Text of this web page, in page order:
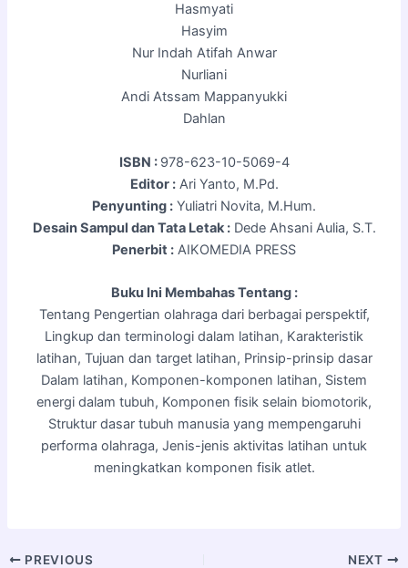
Hasmyati
Hasyim
Nur Indah Atifah Anwar
Nurliani
Andi Atssam Mappanyukki
Dahlan
ISBN : 978-623-10-5069-4
Editor :Ari Yanto, M.Pd.
Penyunting : Yuliatri Novita, M.Hum.
Desain Sampul dan Tata Letak :Dede Ahsani Aulia, S.T.
Penerbit : AIKOMEDIA PRESS
Buku Ini Membahas Tentang :
Tentang Pengertian olahraga dari berbagai perspektif,
Lingkup dan terminologi dalam latihan, Karakteristik
latihan, Tujuan dan target latihan, Prinsip-prinsip dasar
Dalam latihan, Komponen-komponen latihan, Sistem
energi dalam tubuh, Komponen fisik selain biomotorik,
Struktur dasar tubuh manusia yang mempengaruhi
performa olahraga, Jenis-jenis aktivitas latihan untuk
meningkatkan komponen fisik atlet.
PREVIOUS NEXT